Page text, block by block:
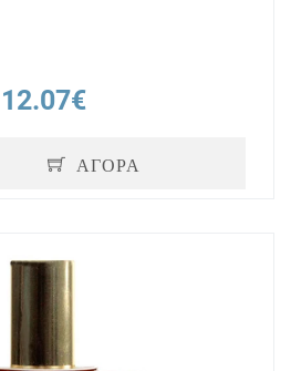
12.07€
ΑΓΟΡΑ